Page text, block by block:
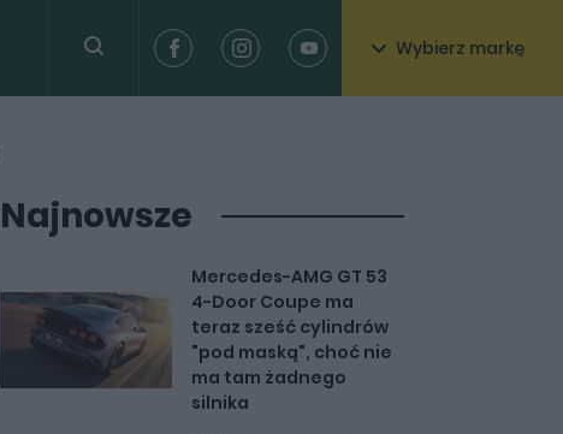
Wybierz markę
Najnowsze
Mercedes-AMG GT 53
4-Door Coupe ma
teraz sześć cylindrów
"pod maską", choć nie
ma tam żadnego
silnika